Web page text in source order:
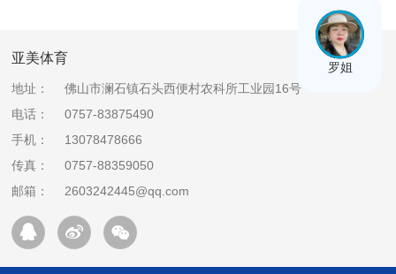
亚美体育
地址：
佛山市澜石镇石头西便村农科所工业园16号
电话：
0757-83875490
手机：
13078478666
传真：
0757-88359050
邮箱：
2603242445@qq.com
罗姐